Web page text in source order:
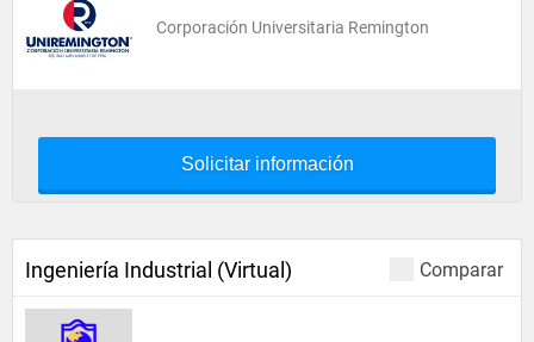
Corporación Universitaria Remington
Solicitar información
Comparar
Ingeniería Industrial (Virtual)